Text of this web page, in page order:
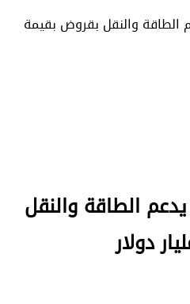
الطاقة والنقل بقروض بقيمة
الطاقة والنقل